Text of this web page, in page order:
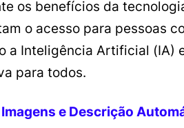
os benefícios da
o acesso para pessoas
a Inteligência Artificial
para todos.
e Descrição